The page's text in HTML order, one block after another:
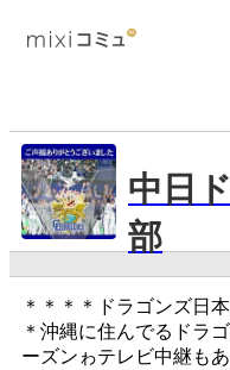
中日
部
＊＊＊＊ドラゴンズ日
＊沖縄に住んでるドラ
ーズンゎテレビ中継も